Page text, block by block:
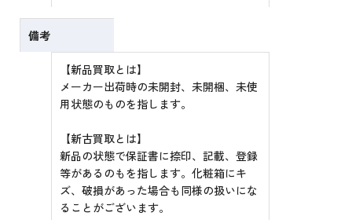
備考
【新品買取とは】
メーカー出荷時の未開封、未開梱、未使
用状態のものを指します。
【新古買取とは】
新品の状態で保証書に捺印、記載、登録
等があるのもを指します。化粧箱にキ
ズ、破損があった場合も同様の扱いにな
ることがございます。